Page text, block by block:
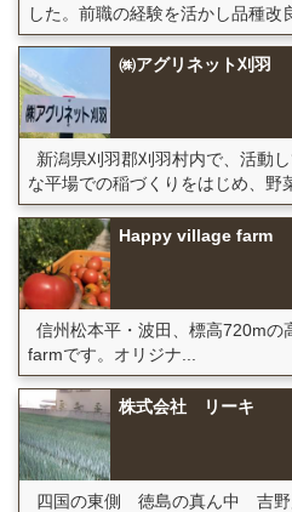
した。前職の経験を活かし品種改
㈱アグリネット刈羽
新潟県刈羽郡刈羽村内で、活動
な平場での稲づくりをはじめ、野
Happy village farm
信州松本平・波田、標高720mの
farmです。オリジナ...
株式会社 リーキ
四国の東側 徳島の真ん中 吉野